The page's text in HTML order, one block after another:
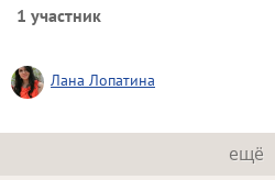
1 участник
Лана Лопатина
ещё